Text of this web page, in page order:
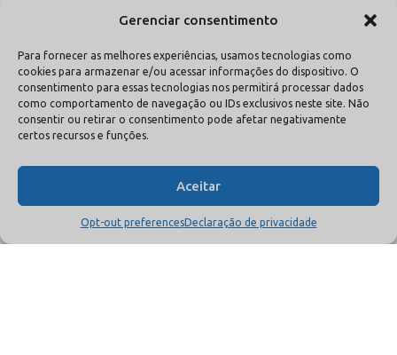
Gerenciar consentimento
Para fornecer as melhores experiências, usamos tecnologias como
cookies para armazenar e/ou acessar informações do dispositivo. O
consentimento para essas tecnologias nos permitirá processar dados
como comportamento de navegação ou IDs exclusivos neste site. Não
consentir ou retirar o consentimento pode afetar negativamente
certos recursos e funções.
Aceitar
Opt-out preferencesDeclaração de privacidade